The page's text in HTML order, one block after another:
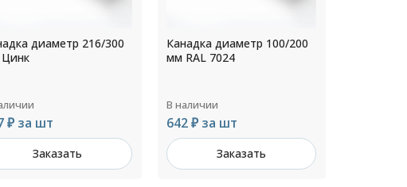
диаметр 100/200
7024
₽ за шт
Заказать
Канадка диаметр 180/300
мм RAL 1014
В наличии
733 ₽ за шт
Заказать